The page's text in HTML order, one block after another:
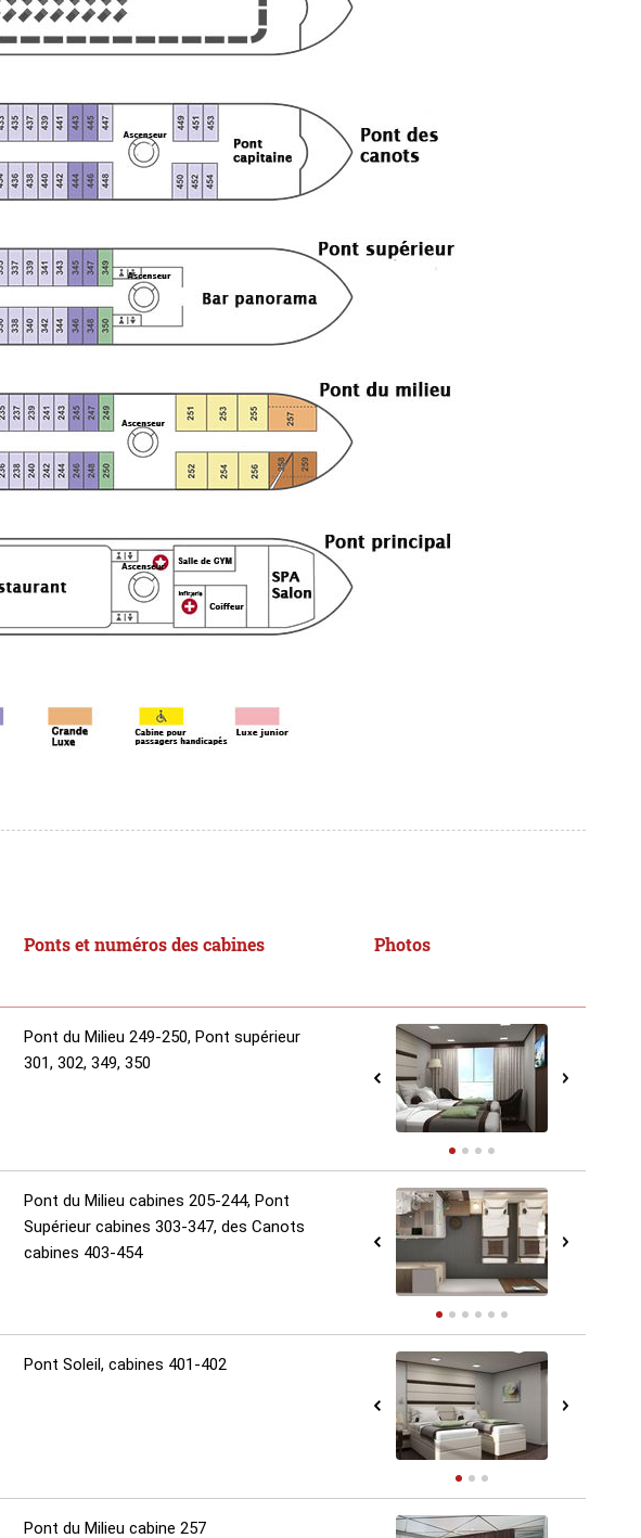
Ponts et numéros des cabines Photos
Pont du Milieu 249-250, Pont supérieur
301, 302, 349, 350
Pont du Milieu cabines 205-244, Pont
Supérieur cabines 303-347, des Canots
cabines 403-454
Pont Soleil, cabines 401-402
Pont du Milieu cabine 257